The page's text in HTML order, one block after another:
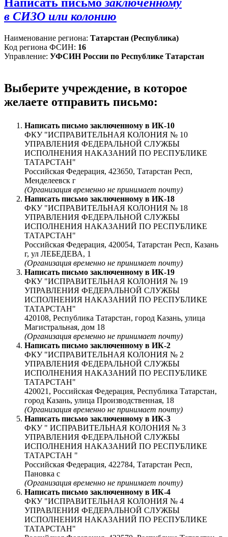
в СИЗО или колонию
Наименование региона: Татарстан (Республика)
Код региона ФСИН: 16
Управление: УФСИН России по Республике Татарстан
Выберите учреждение, в которое
желаете отправить письмо:
Написать письмо заключенному в ИК-10
ФКУ "ИСПРАВИТЕЛЬНАЯ КОЛОНИЯ № 10
УПРАВЛЕНИЯ ФЕДЕРАЛЬНОЙ СЛУЖБЫ
ИСПОЛНЕНИЯ НАКАЗАНИЙ ПО РЕСПУБЛИКЕ
ТАТАРСТАН"
Российская Федерация, 423650, Татарстан Респ,
Менделеевск г
(Организация временно не принимает почту)
Написать письмо заключенному в ИК-18
ФКУ "ИСПРАВИТЕЛЬНАЯ КОЛОНИЯ № 18
УПРАВЛЕНИЯ ФЕДЕРАЛЬНОЙ СЛУЖБЫ
ИСПОЛНЕНИЯ НАКАЗАНИЙ ПО РЕСПУБЛИКЕ
ТАТАРСТАН"
Российская Федерация, 420054, Татарстан Респ, Казань
г, ул ЛЕБЕДЕВА, 1
(Организация временно не принимает почту)
Написать письмо заключенному в ИК-19
ФКУ "ИСПРАВИТЕЛЬНАЯ КОЛОНИЯ № 19
УПРАВЛЕНИЯ ФЕДЕРАЛЬНОЙ СЛУЖБЫ
ИСПОЛНЕНИЯ НАКАЗАНИЙ ПО РЕСПУБЛИКЕ
ТАТАРСТАН"
420108, Республика Татарстан, город Казань, улица
Магистральная, дом 18
(Организация временно не принимает почту)
Написать письмо заключенному в ИК-2
ФКУ "ИСПРАВИТЕЛЬНАЯ КОЛОНИЯ № 2
УПРАВЛЕНИЯ ФЕДЕРАЛЬНОЙ СЛУЖБЫ
ИСПОЛНЕНИЯ НАКАЗАНИЙ ПО РЕСПУБЛИКЕ
ТАТАРСТАН"
420021, Российская Федерация, Республика Татарстан,
город Казань, улица Производственная, 18
(Организация временно не принимает почту)
Написать письмо заключенному в ИК-3
ФКУ " ИСПРАВИТЕЛЬНАЯ КОЛОНИЯ № 3
УПРАВЛЕНИЯ ФЕДЕРАЛЬНОЙ СЛУЖБЫ
ИСПОЛНЕНИЯ НАКАЗАНИЙ ПО РЕСПУБЛИКЕ
ТАТАРСТАН "
Российская Федерация, 422784, Татарстан Респ,
Пановка с
(Организация временно не принимает почту)
Написать письмо заключенному в ИК-4
ФКУ "ИСПРАВИТЕЛЬНАЯ КОЛОНИЯ № 4
УПРАВЛЕНИЯ ФЕДЕРАЛЬНОЙ СЛУЖБЫ
ИСПОЛНЕНИЯ НАКАЗАНИЙ ПО РЕСПУБЛИКЕ
ТАТАРСТАН"